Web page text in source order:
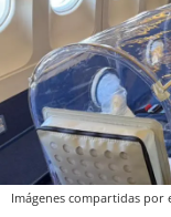
Imágenes compartidas por